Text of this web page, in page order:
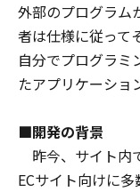
外部のプログラム
者は仕様に従って
自分でプログラミ
たアプリケーショ
■開発の背景
昨今、サイト内
ECサイト向けに